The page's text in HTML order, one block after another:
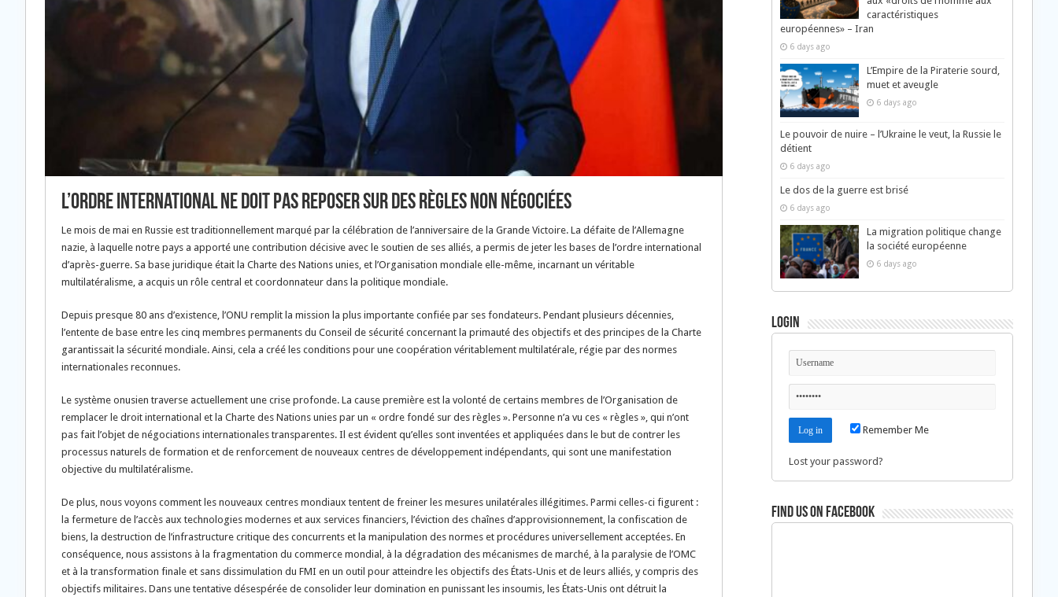
L’ordre international ne doit pas reposer sur des règles non négociées
Le mois de mai en Russie est traditionnellement marqué par la célébration de l’anniversaire de la Grande Victoire. La défaite de l’Allemagne
nazie, à laquelle notre pays a apporté une contribution décisive avec le soutien de ses alliés, a permis de jeter les bases de l’ordre international
d’après-guerre. Sa base juridique était la Charte des Nations unies, et l’Organisation mondiale elle-même, incarnant un véritable
multilatéralisme, a acquis un rôle central et coordonnateur dans la politique mondiale.
Depuis presque 80 ans d’existence, l’ONU remplit la mission la plus importante confiée par ses fondateurs. Pendant plusieurs décennies,
l’entente de base entre les cinq membres permanents du Conseil de sécurité concernant la primauté des objectifs et des principes de la Charte
garantissait la sécurité mondiale. Ainsi, cela a créé les conditions pour une coopération véritablement multilatérale, régie par des normes
internationales reconnues.
Le système onusien traverse actuellement une crise profonde. La cause première est la volonté de certains membres de l’Organisation de
remplacer le droit international et la Charte des Nations unies par un « ordre fondé sur des règles ». Personne n’a vu ces « règles », qui n’ont
pas fait l’objet de négociations internationales transparentes. Il est évident qu’elles sont inventées et appliquées dans le but de contrer les
processus naturels de formation et de renforcement de nouveaux centres de développement indépendants, qui sont une manifestation
objective du multilatéralisme.
De plus, nous voyons comment les nouveaux centres mondiaux tentent de freiner les mesures unilatérales illégitimes. Parmi celles-ci figurent :
la fermeture de l’accès aux technologies modernes et aux services financiers, l’éviction des chaînes d’approvisionnement, la confiscation de
biens, la destruction de l’infrastructure critique des concurrents et la manipulation des normes et procédures universellement acceptées. En
conséquence, nous assistons à la fragmentation du commerce mondial, à la dégradation des mécanismes de marché, à la paralysie de l’OMC
et à la transformation finale et sans dissimulation du FMI en un outil pour atteindre les objectifs des États-Unis et de leurs alliés, y compris des
objectifs militaires. Dans une tentative désespérée de consolider leur domination en punissant les insoumis, les États-Unis ont détruit la
caractéristiques
européennes» – Iran
6 days ago
L’Empire de la Piraterie sourd,
muet et aveugle
6 days ago
Le pouvoir de nuire – l’Ukraine le veut, la Russie le
détient
6 days ago
Le dos de la guerre est brisé
6 days ago
La migration politique change
la société européenne
6 days ago
Login
Remember Me
Lost your password?
Find us on Facebook